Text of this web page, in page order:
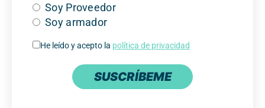
Soy Proveedor
Soy armador
He leído y acepto la política de privacidad
SUSCRÍBEME